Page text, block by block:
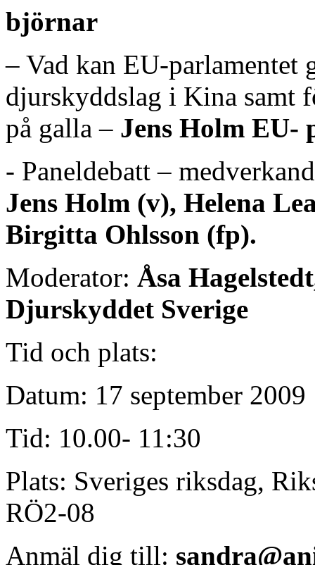
björnar
– Vad kan EU-parlamentet
djurskyddslag i Kina samt
på galla – Jens Holm EU-
- Paneldebatt –
Jens Holm (v), Helena
Birgitta Ohlsson (fp).
Moderator: Åsa
Djurskyddet Sverige
Tid och plats:
Datum: 17 september 2009
Tid: 10.00- 11:30
Plats: Sveriges riksdag,
RÖ2-08
Anmäl dig till: